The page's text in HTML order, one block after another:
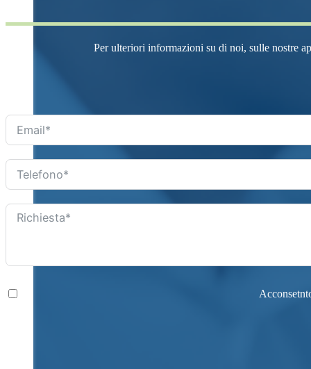
Per ulteriori informazioni su di noi, sulle nostre